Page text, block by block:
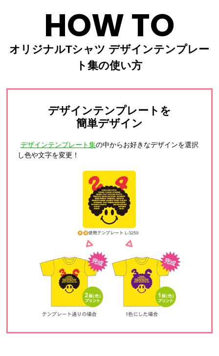
HOW TO
オリジナルTシャツ デザインテンプレー
ト集の使い方
デザインテンプレートを
簡単デザイン
デザインテンプレート集の中からお好きなデザインを選択
し色や文字を変更！